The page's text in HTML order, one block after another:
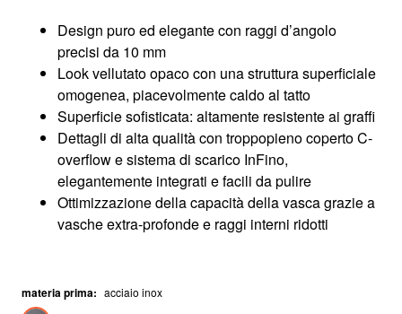
Design puro ed elegante con raggi d’angolo
precisi da 10 mm
Look vellutato opaco con una struttura superficiale
omogenea, piacevolmente caldo al tatto
Superficie sofisticata: altamente resistente ai graffi
Dettagli di alta qualità con troppopieno coperto C-
overflow e sistema di scarico InFino,
elegantemente integrati e facili da pulire
Ottimizzazione della capacità della vasca grazie a
vasche extra-profonde e raggi interni ridotti
materia prima: acciaio inox